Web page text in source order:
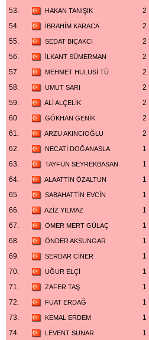
53.
HAKAN TANIŞIK 2
54.
İBRAHİM KARACA 2
55.
SEDAT BIÇAKCI 2
56.
İLKANT SÜMERMAN 2
57.
MEHMET HULUSİ TÜ 2
58.
UMUT SARI 2
59.
ALİ ALÇELİK 2
60.
GÖKHAN GENİK 2
61.
ARZU AKINCIOĞLU 2
62.
NECATİ DOĞANASLA 1
63.
TAYFUN SEYREKBASAN 1
64.
ALAATTİN ÖZALTUN 1
65.
SABAHATTİN EVCİN 1
66.
AZİZ YILMAZ 1
67.
ÖMER MERT GÜLAÇ 1
68.
ÖNDER AKSUNGAR 1
69.
SERDAR CİNER 1
70.
UĞUR ELÇİ 1
71.
ZAFER TAŞ 1
72.
FUAT ERDAĞ 1
73.
KEMAL ERDEM 1
74.
LEVENT SUNAR 1